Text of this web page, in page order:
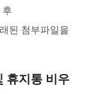
후
된 첨부파일을
휴지통 비우